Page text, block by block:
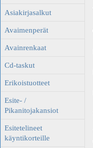
Asiakirjasalkut
Avaimenperät
Avainrenkaat
Cd-taskut
Erikoistuotteet
Esite- /
Pikanitojakansiot
Esitetelineet
käyntikorteille